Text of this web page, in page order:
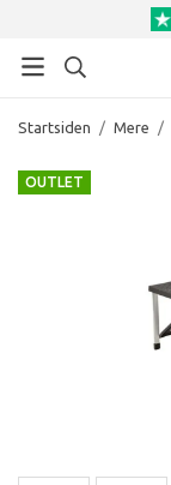
Startsiden / Mere /
OUTLET